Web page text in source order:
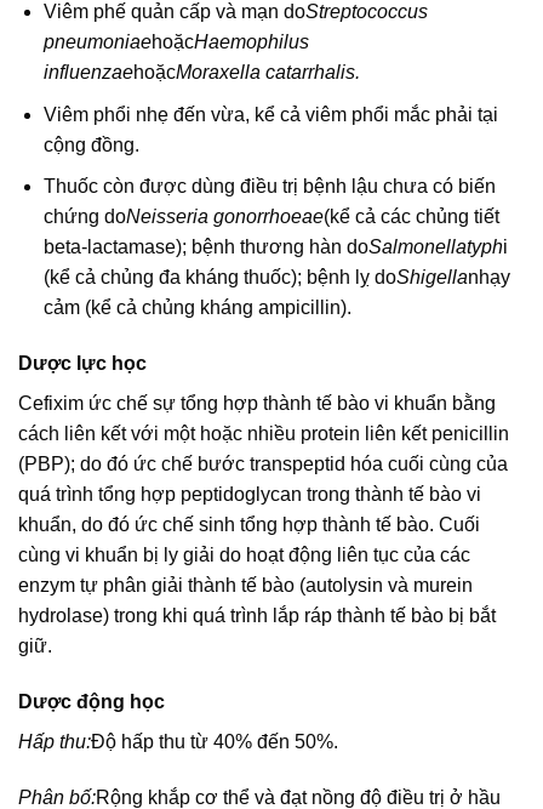
Viêm phế quản cấp và mạn doStreptococcus
pneumoniaehoặcHaemophilus
influenzaehoặcMoraxella catarrhalis.
Viêm phổi nhẹ đến vừa, kể cả viêm phổi mắc phải tại
cộng đồng.
Thuốc còn được dùng điều trị bệnh lậu chưa có biến
chứng doNeisseria gonorrhoeae(kể cả các chủng tiết
beta-lactamase); bệnh thương hàn doSalmonellatyphi
(kể cả chủng đa kháng thuốc); bệnh lỵ doShigellanhạy
cảm (kể cả chủng kháng ampicillin).
Dược lực học
Cefixim ức chế sự tổng hợp thành tế bào vi khuẩn bằng
cách liên kết với một hoặc nhiều protein liên kết penicillin
(PBP); do đó ức chế bước transpeptid hóa cuối cùng của
quá trình tổng hợp peptidoglycan trong thành tế bào vi
khuẩn, do đó ức chế sinh tổng hợp thành tế bào. Cuối
cùng vi khuẩn bị ly giải do hoạt động liên tục của các
enzym tự phân giải thành tế bào (autolysin và murein
hydrolase) trong khi quá trình lắp ráp thành tế bào bị bắt
giữ.
Dược động học
Hấp thu:Độ hấp thu từ 40% đến 50%.
Phân bố:Rộng khắp cơ thể và đạt nồng độ điều trị ở hầu